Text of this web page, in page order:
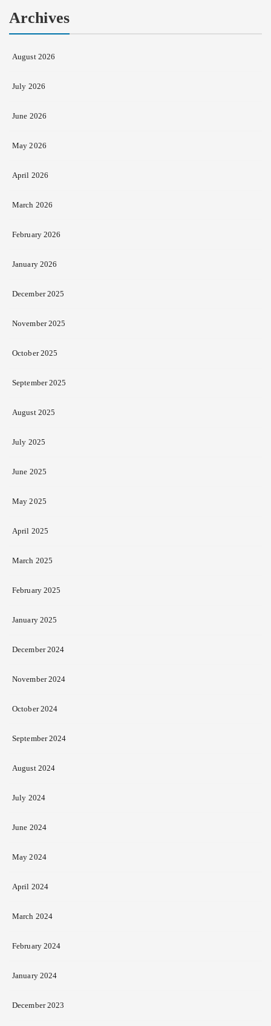
Archives
August 2026
July 2026
June 2026
May 2026
April 2026
March 2026
February 2026
January 2026
December 2025
November 2025
October 2025
September 2025
August 2025
July 2025
June 2025
May 2025
April 2025
March 2025
February 2025
January 2025
December 2024
November 2024
October 2024
September 2024
August 2024
July 2024
June 2024
May 2024
April 2024
March 2024
February 2024
January 2024
December 2023